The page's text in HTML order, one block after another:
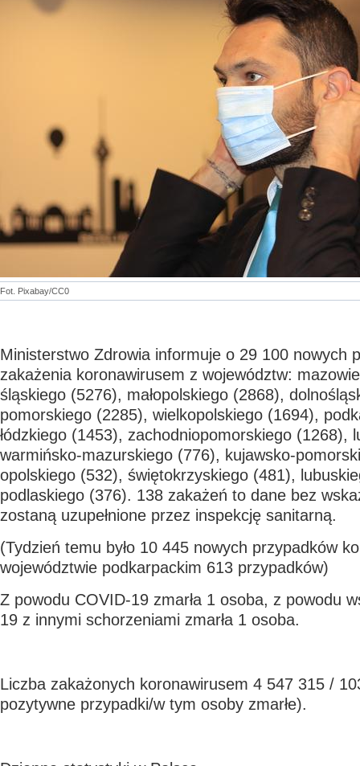
Fot. Pixabay/CC0
Ministerstwo Zdrowia informuje o 29 100 nowych
zakażenia koronawirusem z województw:
śląskiego (5276), małopolskiego (2868),
pomorskiego (2285), wielkopolskiego (1694),
łódzkiego (1453), zachodniopomorskiego (1268),
warmińsko-mazurskiego (776), kujawsko-
opolskiego (532), świętokrzyskiego (481),
podlaskiego (376). 138 zakażeń to dane bez
zostaną uzupełnione przez inspekcję sanitarną.
(Tydzień temu było 10 445 nowych przypadków
województwie podkarpackim 613 przypadków)
Z powodu COVID-19 zmarła 1 osoba, z powodu
19 z innymi schorzeniami zmarła 1 osoba.
Liczba zakażonych koronawirusem 4 547 315 /
pozytywne przypadki/w tym osoby zmarłe).